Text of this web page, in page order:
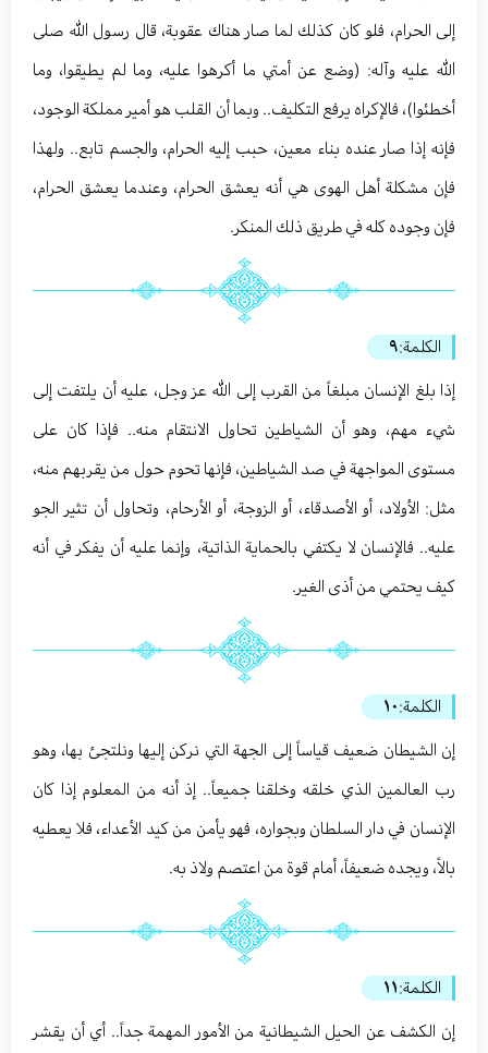
إلى الحرام، فلو كان كذلك لما صار هناك عقوبة، قال رسول الله صلى
الله عليه وآله: (وضع عن أمتي ما أكرهوا عليه، وما لم يطيقوا، وما
أخطئوا)، فالإكراه يرفع التكليف.. وبما أن القلب هو أمير مملكة الوجود،
فإنه إذا صار عنده بناء معين، حبب إليه الحرام، والجسم تابع.. ولهذا
فإن مشكلة أهل الهوى هي أنه يعشق الحرام، وعندما يعشق الحرام،
فإن وجوده كله في طريق ذلك المنكر.
الكلمة:٩
إذا بلغ الإنسان مبلغاً من القرب إلى الله عز وجل، عليه أن يلتفت إلى
شيء مهم، وهو أن الشياطين تحاول الانتقام منه.. فإذا كان على
مستوى المواجهة في صد الشياطين، فإنها تحوم حول من يقربهم منه،
مثل: الأولاد، أو الأصدقاء، أو الزوجة، أو الأرحام، وتحاول أن تثير الجو
عليه.. فالإنسان لا يكتفي بالحماية الذاتية، وإنما عليه أن يفكر في أنه
كيف يحتمي من أذى الغير.
الكلمة:١٠
إن الشيطان ضعيف قياساً إلى الجهة التي نركن إليها ونلتجئ بها، وهو
رب العالمين الذي خلقه وخلقنا جميعاً.. إذ أنه من المعلوم إذا كان
الإنسان في دار السلطان وبجواره، فهو يأمن من كيد الأعداء، فلا يعطيه
بالاً، ويجده ضعيفاً، أمام قوة من اعتصم ولاذ به.
الكلمة:١١
إن الكشف عن الحيل الشيطانية من الأمور المهمة جداً.. أي أن يقشر